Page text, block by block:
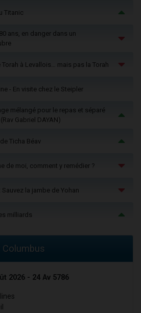
Titanic
ans, en danger dans un
à Levallois… mais pas la Torah
- En visite chez le Steipler
mélangé pour le repas et séparé
Gabriel DAYAN)
Ticha Béav
de moi, comment y remédier ?
Sauvez la jambe de Yohan
milliards
2026 - 24 Av 5786